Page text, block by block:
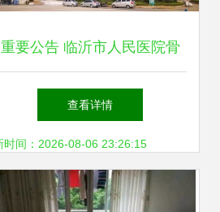
重要公告 临沂市人民医院骨
科医院整体搬迁至北城新区
查看详情
时间：2026-08-06 23:26:15